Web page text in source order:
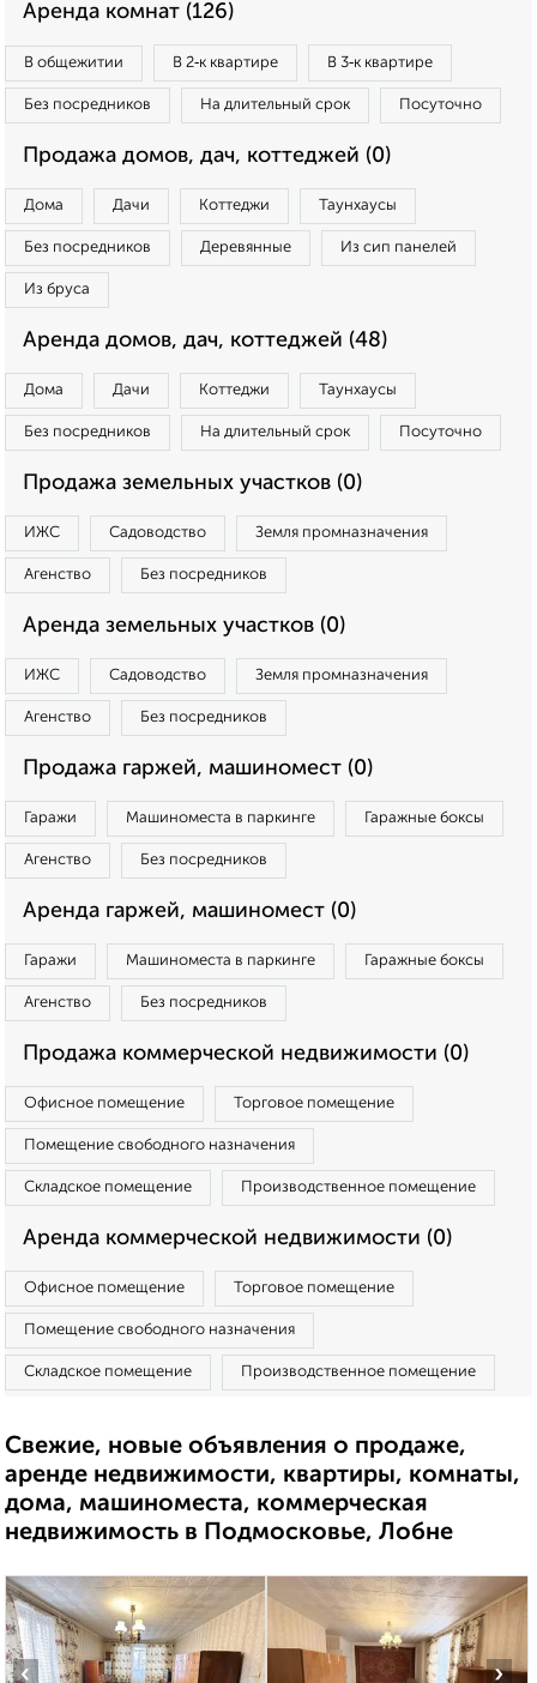
Аренда комнат (126)
В общежитии В 2‑к квартире В 3‑к квартире
Без посредников На длительный срок Посуточно
Продажа домов, дач, коттеджей (0)
Дома Дачи Коттеджи Таунхаусы
Без посредников Деревянные Из сип панелей
Из бруса
Аренда домов, дач, коттеджей (48)
Дома Дачи Коттеджи Таунхаусы
Без посредников На длительный срок Посуточно
Продажа земельных участков (0)
ИЖС Садоводство Земля промназначения
Агенство Без посредников
Аренда земельных участков (0)
ИЖС Садоводство Земля промназначения
Агенство Без посредников
Продажа гаржей, машиномест (0)
Гаражи Машиноместа в паркинге Гаражные боксы
Агенство Без посредников
Аренда гаржей, машиномест (0)
Гаражи Машиноместа в паркинге Гаражные боксы
Агенство Без посредников
Продажа коммерческой недвижимости (0)
Офисное помещение Торговое помещение
Помещение свободного назначения
Складское помещение Производственное помещение
Аренда коммерческой недвижимости (0)
Офисное помещение Торговое помещение
Помещение свободного назначения
Складское помещение Производственное помещение
Свежие, новые объявления о продаже,
аренде недвижимости, квартиры, комнаты,
дома, машиноместа, коммерческая
недвижимость в Подмосковье, Лобне
‹ ›